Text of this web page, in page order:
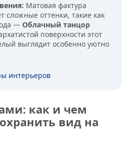
Матовая фактура
сложные оттенки, такие как
— Облачный танцор
поверхности этот
выглядит особенно уютно
интерьеров
как и чем
вид на